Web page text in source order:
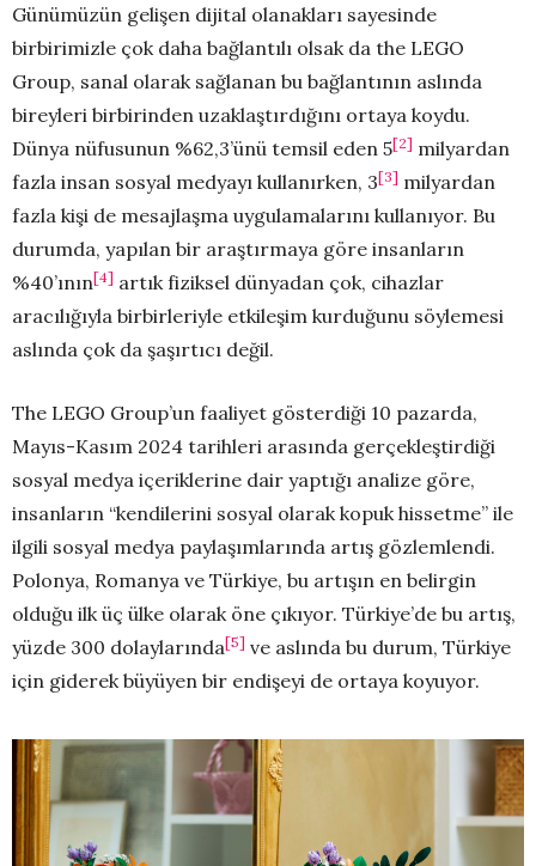
Günümüzün gelişen dijital olanakları sayesinde
birbirimizle çok daha bağlantılı olsak da the LEGO
Group, sanal olarak sağlanan bu bağlantının aslında
bireyleri birbirinden uzaklaştırdığını ortaya koydu.
Dünya nüfusunun %62,3’ünü temsil eden 5[2] milyardan
fazla insan sosyal medyayı kullanırken, 3[3] milyardan
fazla kişi de mesajlaşma uygulamalarını kullanıyor. Bu
durumda, yapılan bir araştırmaya göre insanların
%40’ının[4] artık fiziksel dünyadan çok, cihazlar
aracılığıyla birbirleriyle etkileşim kurduğunu söylemesi
aslında çok da şaşırtıcı değil.
The LEGO Group’un faaliyet gösterdiği 10 pazarda,
Mayıs-Kasım 2024 tarihleri arasında gerçekleştirdiği
sosyal medya içeriklerine dair yaptığı analize göre,
insanların “kendilerini sosyal olarak kopuk hissetme” ile
ilgili sosyal medya paylaşımlarında artış gözlemlendi.
Polonya, Romanya ve Türkiye, bu artışın en belirgin
olduğu ilk üç ülke olarak öne çıkıyor. Türkiye’de bu artış,
yüzde 300 dolaylarında[5] ve aslında bu durum, Türkiye
için giderek büyüyen bir endişeyi de ortaya koyuyor.